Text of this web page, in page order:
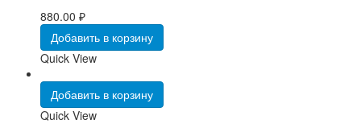
880.00 ₽
Добавить в корзину
Quick View
Добавить в корзину
Quick View